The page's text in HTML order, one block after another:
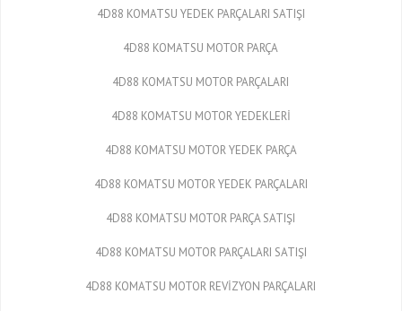
4D88 KOMATSU YEDEK PARÇALARI SATIŞI
4D88 KOMATSU MOTOR PARÇA
4D88 KOMATSU MOTOR PARÇALARI
4D88 KOMATSU MOTOR YEDEKLERİ
4D88 KOMATSU MOTOR YEDEK PARÇA
4D88 KOMATSU MOTOR YEDEK PARÇALARI
4D88 KOMATSU MOTOR PARÇA SATIŞI
4D88 KOMATSU MOTOR PARÇALARI SATIŞI
4D88 KOMATSU MOTOR REVİZYON PARÇALARI